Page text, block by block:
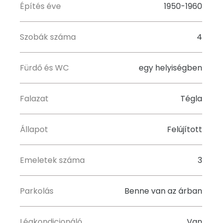
Építés éve 1950-1960
Szobák száma 4
Fürdő és WC egy helyiségben
Falazat Tégla
Állapot Felújított
Emeletek száma 3
Parkolás Benne van az árban